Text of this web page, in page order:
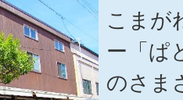
こまが
ー「ぱ
のさま